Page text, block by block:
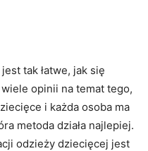
tak łatwe, jak się
opinii na temat tego,
i każda osoba ma
metoda działa najlepiej.
odzieży dziecięcej jest